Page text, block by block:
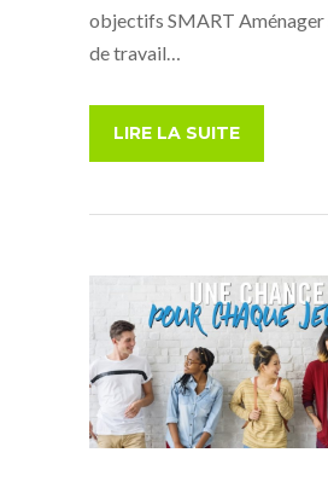
objectifs SMART Aménager
de travail…
LIRE LA SUITE